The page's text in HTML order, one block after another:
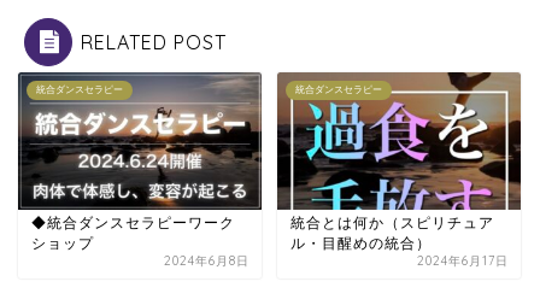
RELATED POST
統合ダンスセラピー
◆統合ダンスセラピーワーク
ショップ
2024年6月8日
統合ダンスセラピー
統合とは何か（スピリチュア
ル・目醒めの統合）
2024年6月17日